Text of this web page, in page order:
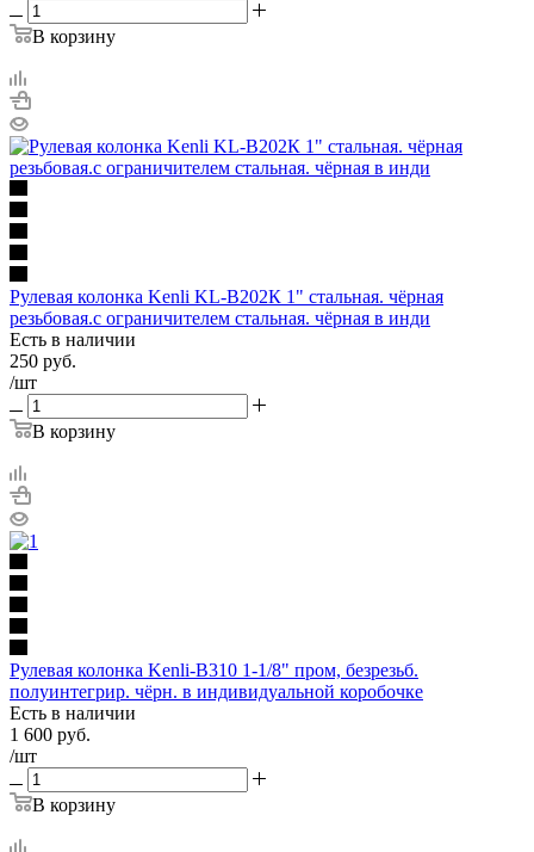
В корзину
Рулевая колонка Kenli KL-B202К 1" стальная. чёрная
резьбовая.с ограничителем стальная. чёрная в инди
Есть в наличии
250 руб.
/шт
В корзину
Рулевая колонка Kenli-B310 1-1/8" пром, безрезьб.
полуинтегрир. чёрн. в индивидуальной коробочке
Есть в наличии
1 600 руб.
/шт
В корзину